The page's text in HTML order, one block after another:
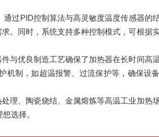
过PID控制算法与高灵敏度温度传感器的
。同时，系统支持多种控制模式，可根据
与优良制造工艺确保了加热器在长时间高
机制，如超温报警、过流保护等，确保设
理、陶瓷烧结、金属熔炼等高温工业加热场
选择。